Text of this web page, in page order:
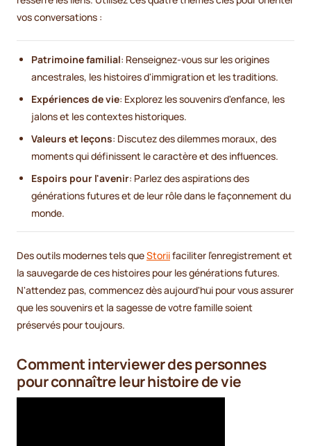
vos conversations :
Patrimoine familial: Renseignez-vous sur les origines
ancestrales, les histoires d'immigration et les traditions.
Expériences de vie: Explorez les souvenirs d'enfance, les
jalons et les contextes historiques.
Valeurs et leçons: Discutez des dilemmes moraux, des
moments qui définissent le caractère et des influences.
Espoirs pour l'avenir: Parlez des aspirations des
générations futures et de leur rôle dans le façonnement du
monde.
Des outils modernes tels queStoriifaciliter l'enregistrement et
la sauvegarde de ces histoires pour les générations futures.
N'attendez pas, commencez dès aujourd'hui pour vous assurer
que les souvenirs et la sagesse de votre famille soient
préservés pour toujours.
Comment interviewer des personnes
pour connaître leur histoire de vie